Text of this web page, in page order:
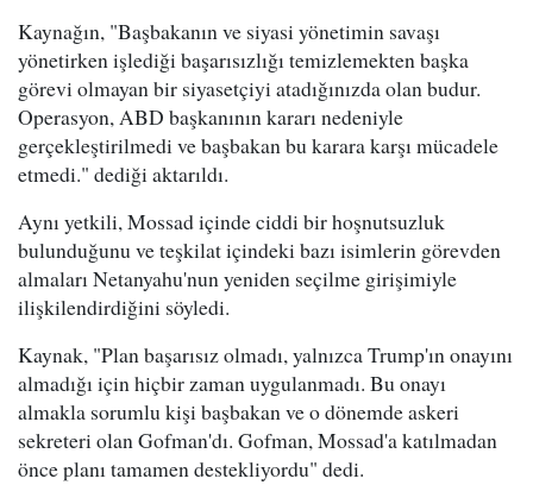
Kaynağın, "Başbakanın ve siyasi yönetimin savaşı
yönetirken işlediği başarısızlığı temizlemekten başka
görevi olmayan bir siyasetçiyi atadığınızda olan budur.
Operasyon, ABD başkanının kararı nedeniyle
gerçekleştirilmedi ve başbakan bu karara karşı mücadele
etmedi." dediği aktarıldı.
Aynı yetkili, Mossad içinde ciddi bir hoşnutsuzluk
bulunduğunu ve teşkilat içindeki bazı isimlerin görevden
almaları Netanyahu'nun yeniden seçilme girişimiyle
ilişkilendirdiğini söyledi.
Kaynak, "Plan başarısız olmadı, yalnızca Trump'ın onayını
almadığı için hiçbir zaman uygulanmadı. Bu onayı
almakla sorumlu kişi başbakan ve o dönemde askeri
sekreteri olan Gofman'dı. Gofman, Mossad'a katılmadan
önce planı tamamen destekliyordu" dedi.